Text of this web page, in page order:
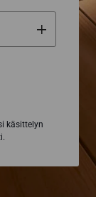
käsittelyn